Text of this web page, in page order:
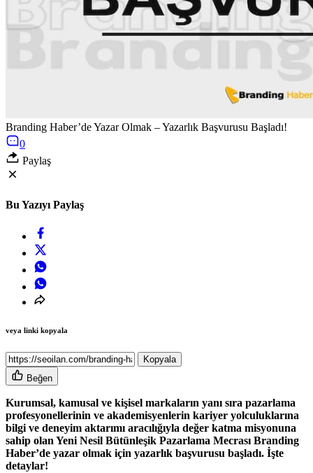
Branding Haber’de Yazar Olmak – Yazarlık Başvurusu Başladı!
0
Paylaş
Bu Yazıyı Paylaş
veya linki kopyala
Kopyala
Beğen
Kurumsal, kamusal ve kişisel markaların yanı sıra pazarlama
profesyonellerinin ve akademisyenlerin kariyer yolculuklarına
bilgi ve deneyim aktarımı aracılığıyla değer katma misyonuna
sahip olan Yeni Nesil Bütünleşik Pazarlama Mecrası Branding
Haber’de yazar olmak için yazarlık başvurusu başladı. İşte
detaylar!